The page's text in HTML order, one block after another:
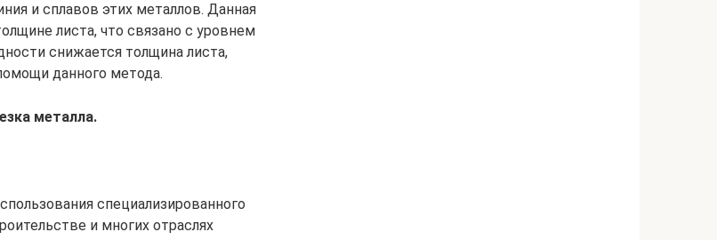
и сплавов этих металлов. Данная
листа, что связано с уровнем
снижается толщина листа,
данного метода.
металла.
специализированного
и многих отраслях